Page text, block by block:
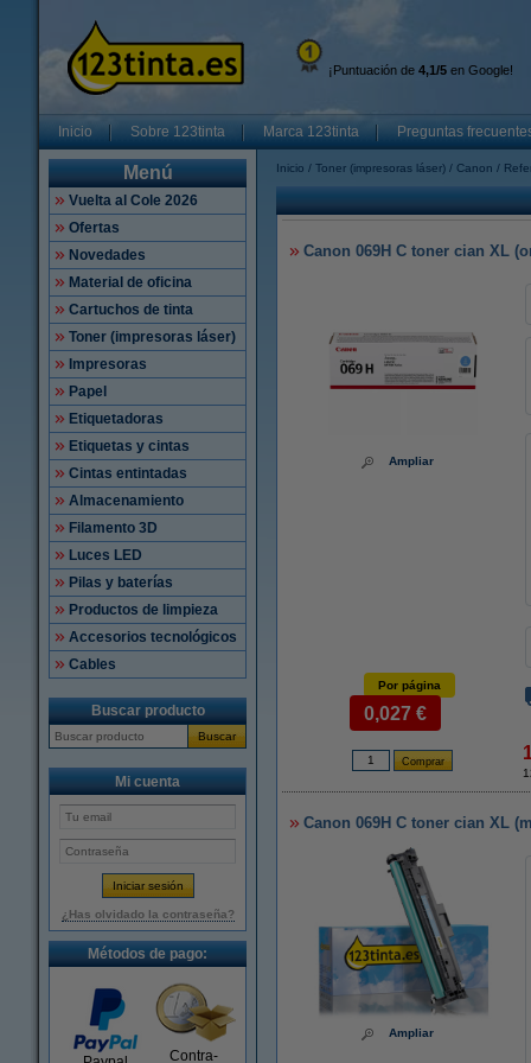
¡Puntuación de 4,1/5 en Google!
Inicio Sobre 123tinta Marca 123tinta Preguntas
Menú
Vuelta al Cole 2026
Ofertas
Novedades
Material de oficina
Cartuchos de tinta
Toner (impresoras láser)
Impresoras
Papel
Etiquetadoras
Etiquetas y cintas
Cintas entintadas
Almacenamiento
Filamento 3D
Luces LED
Pilas y baterías
Productos de limpieza
Accesorios tecnológicos
Cables
Buscar producto
Buscar
Mi cuenta
¿Has olvidado la contraseña?
Métodos de pago:
Contra-
Inicio Toner (impresoras láser) Canon
Canon 069H C toner cian XL
Ampliar
Por página
0,027 €
Canon 069H C toner cian XL
Ampliar